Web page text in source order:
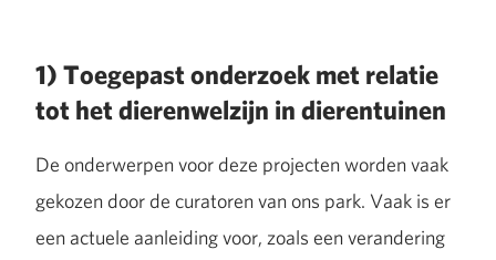
1) Toegepast onderzoek met relatie
tot het dierenwelzijn in dierentuinen
De onderwerpen voor deze projecten worden vaak
gekozen door de curatoren van ons park. Vaak is er
een actuele aanleiding voor, zoals een verandering